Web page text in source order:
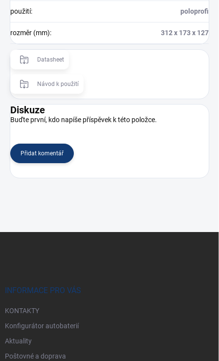
použití: poloprofi
rozměr (mm): 312 x 173 x 127
Datasheet
Návod k použití
Diskuze
Buďte první, kdo napíše příspěvek k této položce.
Přidat komentář
INFORMACE PRO VÁS
KONTAKTY
Konfigurátor autobaterií
Aktuality
Poštovné a doprava